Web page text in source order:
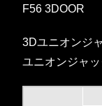
F56 3DOOR
3Dユニオンジ
ユニオンジャ